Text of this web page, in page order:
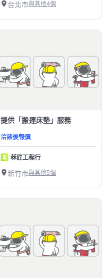
台北市與其他4個
提供「搬運床墊」服務
洽談後報價
秝匠工程行
新竹市與其他5個